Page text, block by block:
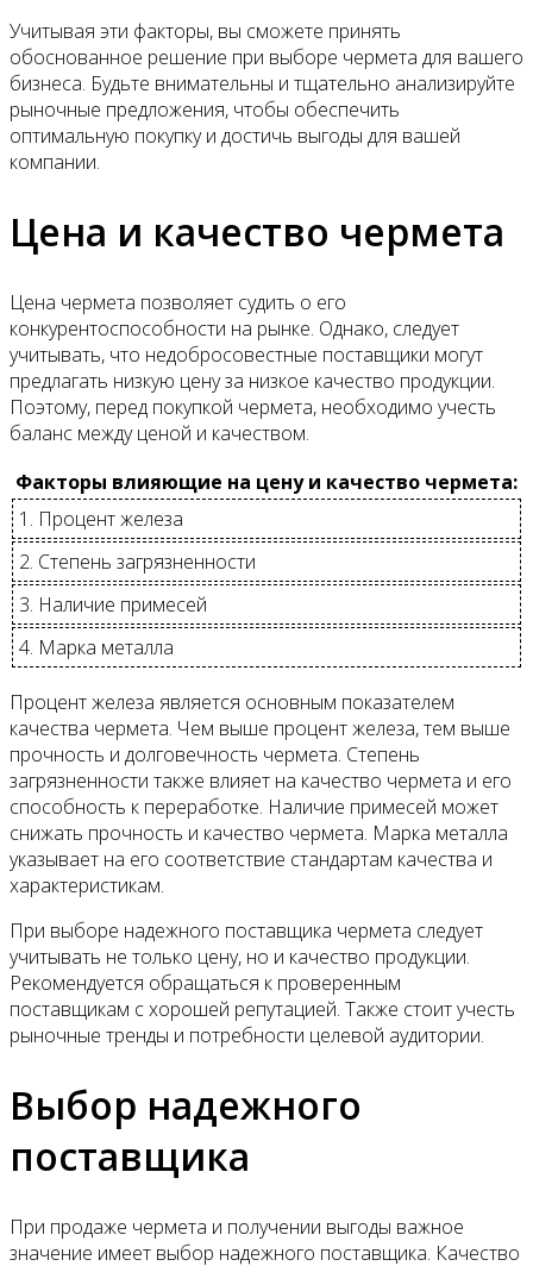
Учитывая эти факторы, вы сможете принять
обоснованное решение при выборе чермета для вашего
бизнеса. Будьте внимательны и тщательно анализируйте
рыночные предложения, чтобы обеспечить
оптимальную покупку и достичь выгоды для вашей
компании.
Цена и качество чермета
Цена чермета позволяет судить о его
конкурентоспособности на рынке. Однако, следует
учитывать, что недобросовестные поставщики могут
предлагать низкую цену за низкое качество продукции.
Поэтому, перед покупкой чермета, необходимо учесть
баланс между ценой и качеством.
Факторы влияющие на цену и качество чермета:
1. Процент железа
2. Степень загрязненности
3. Наличие примесей
4. Марка металла
Процент железа является основным показателем
качества чермета. Чем выше процент железа, тем выше
прочность и долговечность чермета. Степень
загрязненности также влияет на качество чермета и его
способность к переработке. Наличие примесей может
снижать прочность и качество чермета. Марка металла
указывает на его соответствие стандартам качества и
характеристикам.
При выборе надежного поставщика чермета следует
учитывать не только цену, но и качество продукции.
Рекомендуется обращаться к проверенным
поставщикам с хорошей репутацией. Также стоит учесть
рыночные тренды и потребности целевой аудитории.
Выбор надежного
поставщика
При продаже чермета и получении выгоды важное
значение имеет выбор надежного поставщика. Качество